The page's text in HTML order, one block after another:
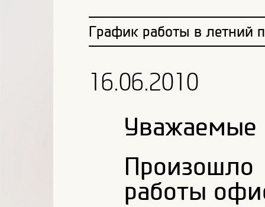
График работы в летний
16.06.2010
Уважаемые
работы